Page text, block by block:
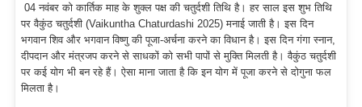
04 नवंबर को कार्तिक माह के शुक्ल पक्ष की चतुर्दशी तिथि है। हर साल इस शुभ तिथि
पर वैकुंठ चतुर्दशी (Vaikuntha Chaturdashi 2025) मनाई जाती है। इस दिन
भगवान शिव और भगवान विष्णु की पूजा-अर्चना करने का विधान है। इस दिन गंगा स्नान,
दीपदान और मंत्रजप करने से साधकों को सभी पापों से मुक्ति मिलती है। वैकुंठ चतुर्दशी
पर कई योग भी बन रहे हैं। ऐसा माना जाता है कि इन योग में पूजा करने से दोगुना फल
मिलता है।